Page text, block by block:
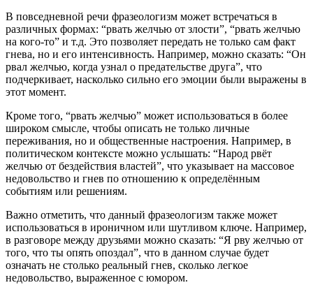
В повседневной речи фразеологизм может встречаться в
различных формах: “рвать желчью от злости”, “рвать желчью
на кого-то” и т.д. Это позволяет передать не только сам факт
гнева, но и его интенсивность. Например, можно сказать: “Он
рвал желчью, когда узнал о предательстве друга”, что
подчеркивает, насколько сильно его эмоции были выражены в
этот момент.
Кроме того, “рвать желчью” может использоваться в более
широком смысле, чтобы описать не только личные
переживания, но и общественные настроения. Например, в
политическом контексте можно услышать: “Народ рвёт
желчью от бездействия властей”, что указывает на массовое
недовольство и гнев по отношению к определённым
событиям или решениям.
Важно отметить, что данный фразеологизм также может
использоваться в ироничном или шутливом ключе. Например,
в разговоре между друзьями можно сказать: “Я рву желчью от
того, что ты опять опоздал”, что в данном случае будет
означать не столько реальный гнев, сколько легкое
недовольство, выраженное с юмором.